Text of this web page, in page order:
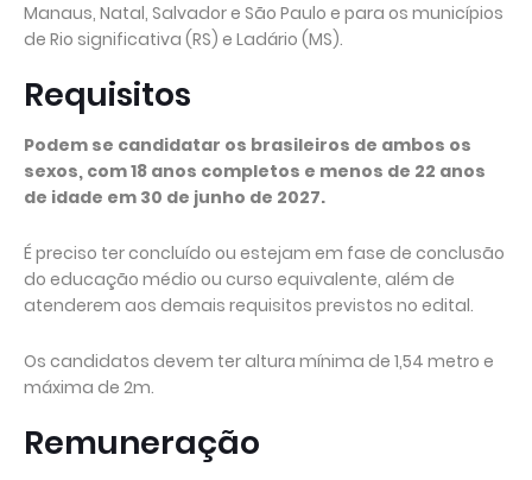
Manaus, Natal, Salvador e São Paulo e para os municípios
de Rio significativa (RS) e Ladário (MS).
Requisitos
Podem se candidatar os brasileiros de ambos os
sexos, com 18 anos completos e menos de 22 anos
de idade em 30 de junho de 2027.
É preciso ter concluído ou estejam em fase de conclusão
do educação médio ou curso equivalente, além de
atenderem aos demais requisitos previstos no edital.
Os candidatos devem ter altura mínima de 1,54 metro e
máxima de 2m.
Remuneração